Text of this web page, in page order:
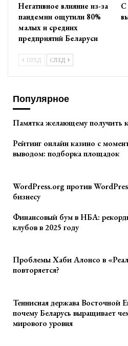
Негативное влияние из-за
пандемии ощутили 80%
малых и средних
предприятий Беларуси
С
ПРЕД СЛЕД
Популярное
Памятка желающему получить
Рейтинг онлайн казино с
выводом: подборка площадок
WordPress.org против
бизнесу
Финансовый бум в НБА:
клубов в 2025 году
Проблемы Хаби Алонсо в
повторяется?
Теннисная держава Восточной
почему Беларусь выращивает
мирового уровня